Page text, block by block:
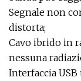
Segnale non
distorta;
Cavo ibrido in
nessuna
Interfaccia USB